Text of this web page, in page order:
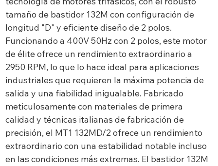
tamaño de bastidor 132M con configuración de
longitud "D" y eficiente diseño de 2 polos.
Funcionando a 400V 50Hz con 2 polos, este motor
de élite ofrece un rendimiento extraordinario a
2950 RPM, lo que lo hace ideal para aplicaciones
industriales que requieren la máxima potencia de
salida y una fiabilidad inigualable. Fabricado
meticulosamente con materiales de primera
calidad y técnicas italianas de fabricación de
precisión, el MT1 132MD/2 ofrece un rendimiento
extraordinario con una estabilidad notable incluso
en las condiciones más extremas. El bastidor 132M